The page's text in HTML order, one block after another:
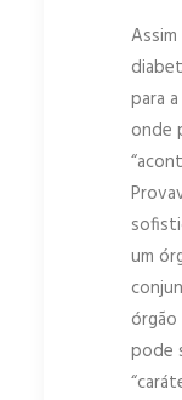
para
onde
um
pode